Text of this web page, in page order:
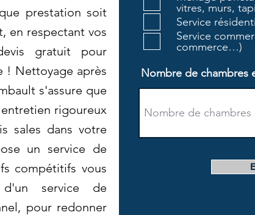
prestation soit
en respectant vos
gratuit pour
! Nettoyage après
s'assure que
rigoureux
sales dans votre
un service de
compétitifs vous
service de
pour redonner
vitres, murs,
Service
Service
commerce…)
Nombre de chambres